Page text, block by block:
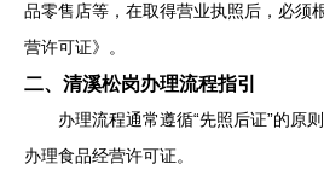
品零售店等，在取得营业执照后，必须
营许可证》。
二、清溪松岗办理流程指引
办理流程通常遵循“先照后证”的原
办理食品经营许可证。